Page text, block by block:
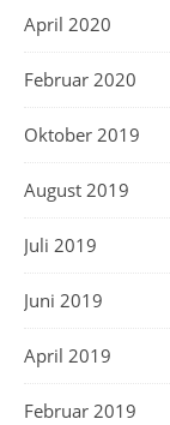
April 2020
Februar 2020
Oktober 2019
August 2019
Juli 2019
Juni 2019
April 2019
Februar 2019